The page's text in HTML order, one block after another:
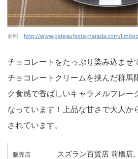
参照： http://www.gateaufesta-harada.com/
チョコレートをたっぷり染み込ませ
チョコレートクリームを挟んだ群馬
ク食感で香ばしいキャラメルフレー
なっています！上品な甘さで大人か
されています。
販売店
スズラン百貨店 前橋店